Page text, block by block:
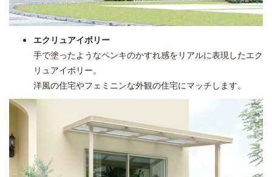
エクリュアイボリー
手で塗ったようなペンキのかすれ感をリアルに表現したエク
リュアイボリー。
洋風の住宅やフェミニンな外観の住宅にマッチします。